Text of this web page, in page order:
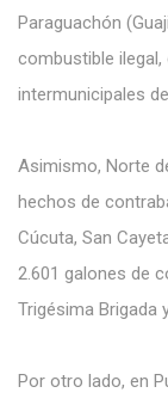
Paraguachón
combustible
intermunicipales
Asimismo, Norte
hechos de
Cúcuta, San
2.601 galones de
Trigésima Brigada
Por otro lado, en